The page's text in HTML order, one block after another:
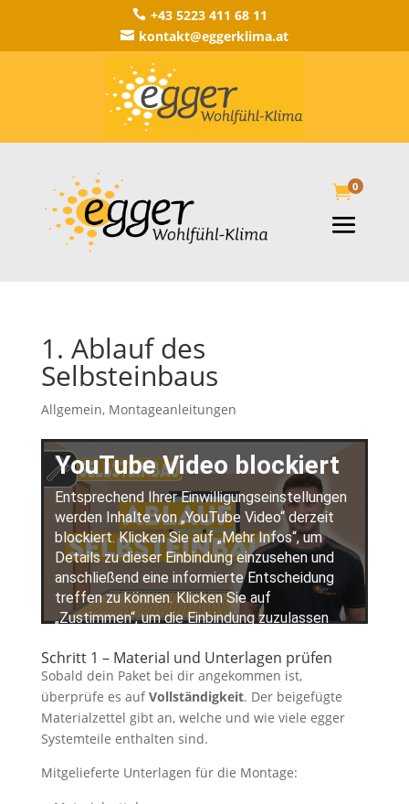
 +43 5223 411 68 11
 kontakt@eggerklima.at
0
1. Ablauf des
Selbsteinbaus
Allgemein, Montageanleitungen
Schritt 1 – Material und Unterlagen prüfen
Sobald dein Paket bei dir angekommen ist,
überprüfe es aufVollständigkeit. Der beigefügte
Materialzettel gibt an, welche und wie viele egger
Systemteile enthalten sind.
Mitgelieferte Unterlagen für die Montage: